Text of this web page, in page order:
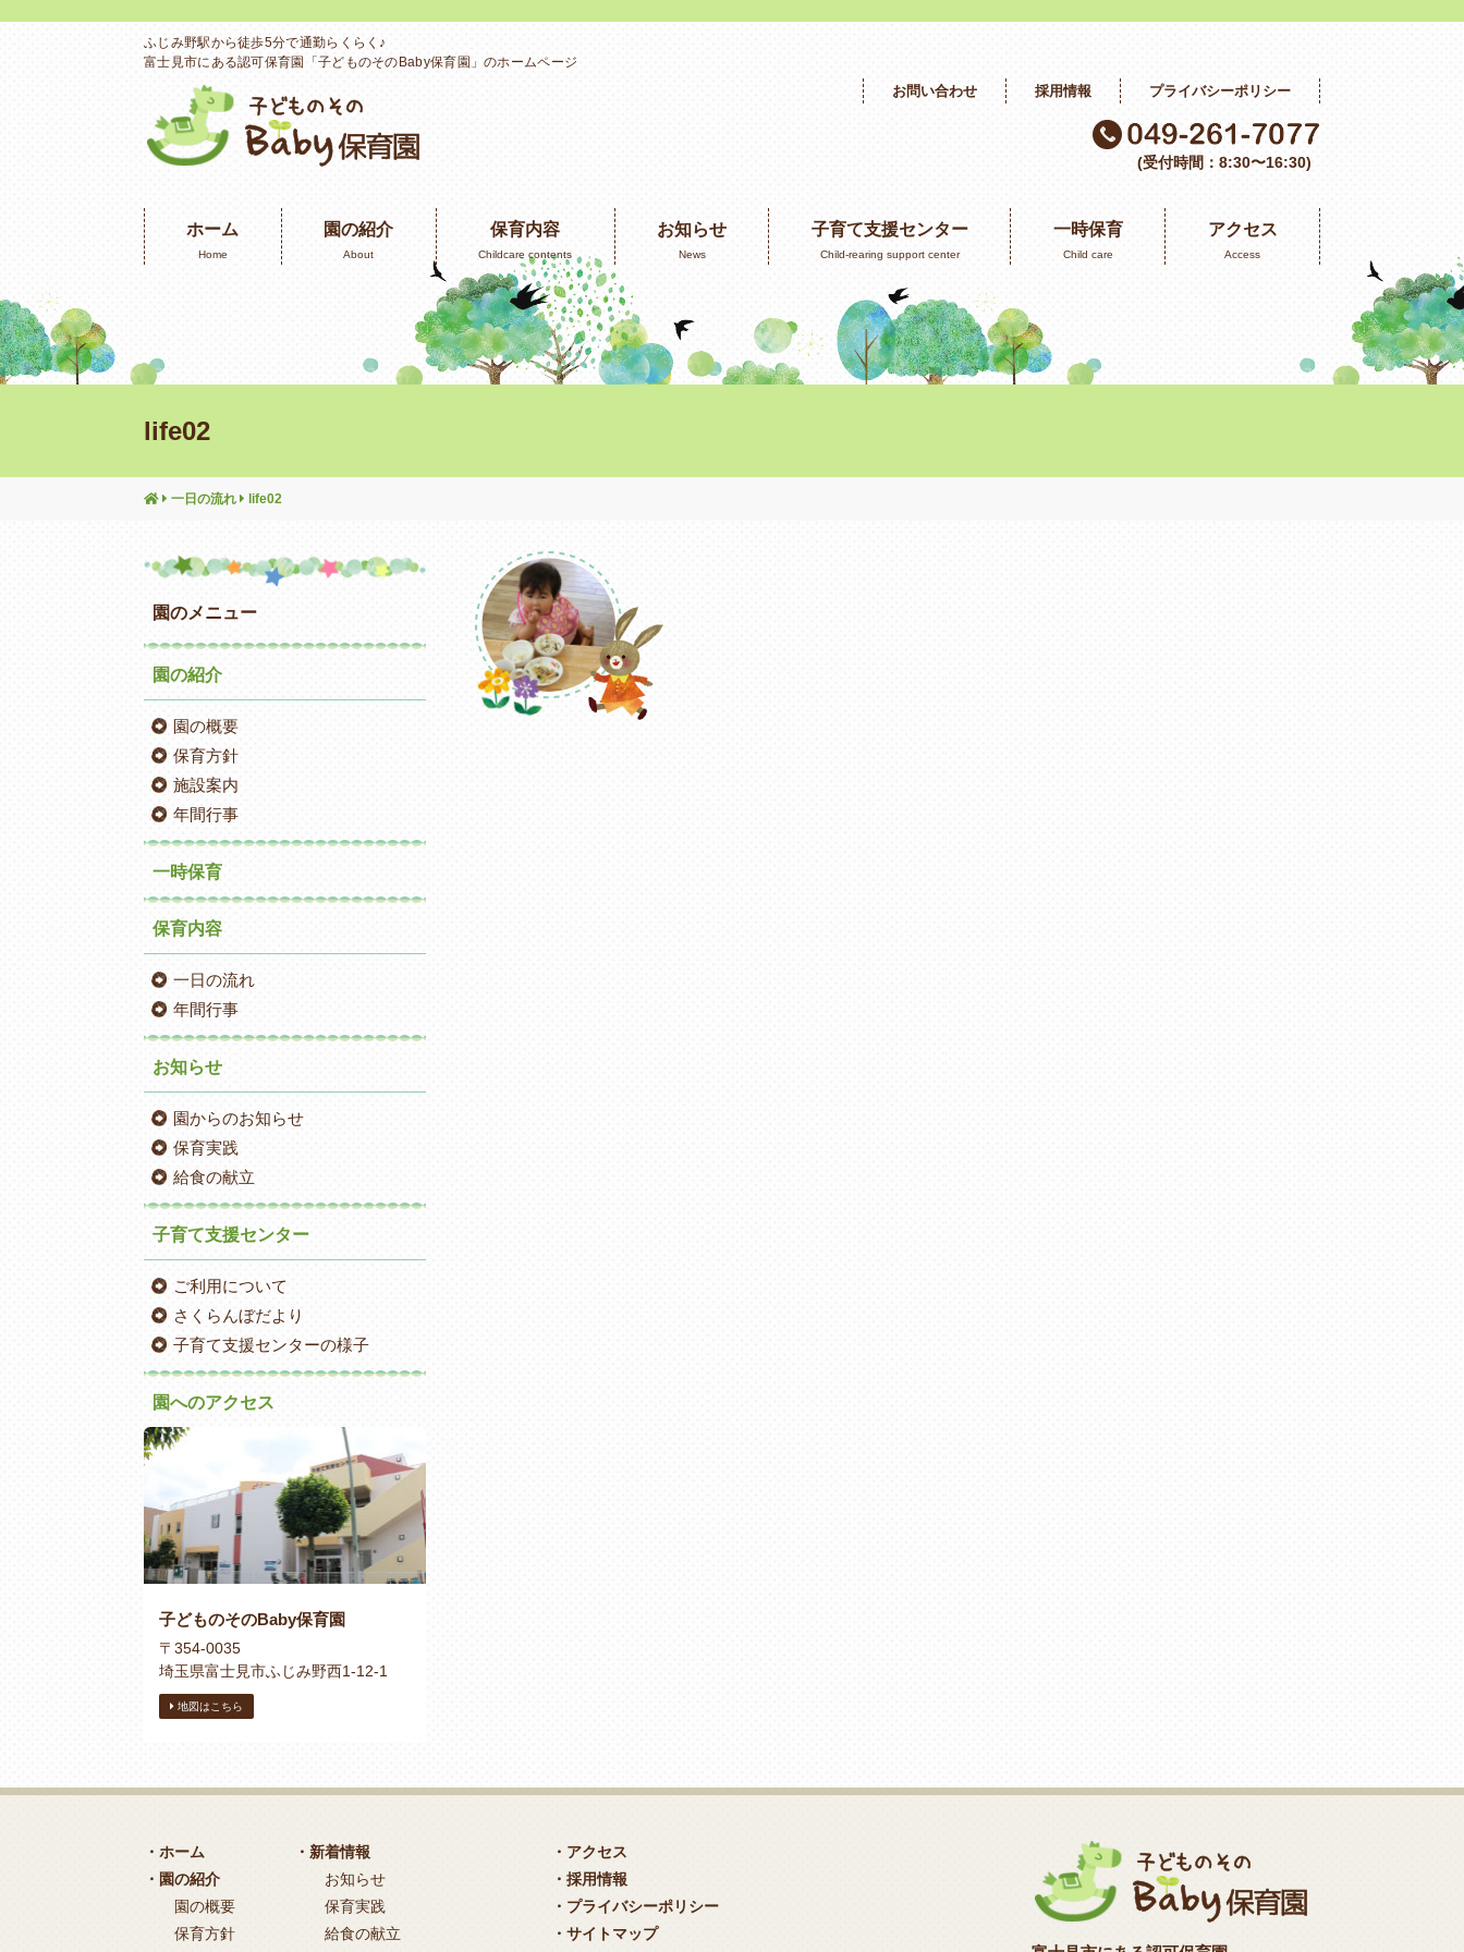
ふじみ野駅から徒歩5分で通勤らくらく♪
富士見市にある認可保育園「子どものそのBaby保育園」のホームページ
お問い合わせ 採用情報 プライバシーポリシー
(受付時間：8:30〜16:30)
ホーム
Home
園の紹介
About
保育内容
Childcare contents
お知らせ
News
子育て支援センター
Child-rearing support center
一時保育
Child care
アクセス
Access
life02
一日の流れ life02
園のメニュー
園の紹介
園の概要
保育方針
施設案内
年間行事
一時保育
保育内容
一日の流れ
年間行事
お知らせ
園からのお知らせ
保育実践
給食の献立
子育て支援センター
ご利用について
さくらんぼだより
子育て支援センターの様子
園へのアクセス
子どものそのBaby保育園
〒354-0035
埼玉県富士見市ふじみ野西1-12-1
地図はこちら
・ホーム
・園の紹介
園の概要
保育方針
・新着情報
お知らせ
保育実践
給食の献立
・アクセス
・採用情報
・プライバシーポリシー
・サイトマップ